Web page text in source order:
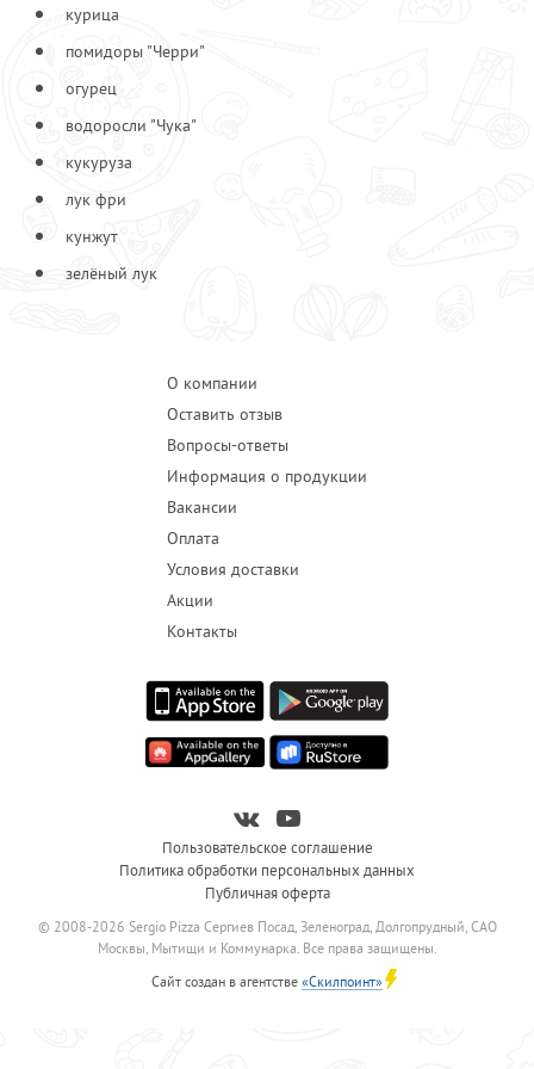
Лук фри
Морковь
Огурец
Соус "Спайс"
курица
помидоры "Черри"
огурец
водоросли "Чука"
кукуруза
лук фри
кунжут
зелёный лук
О компании
Оставить отзыв
Вопросы-ответы
Информация о продукции
Вакансии
Оплата
Условия доставки
Акции
Контакты
Пользовательское соглашение
Политика обработки персональных данных
Публичная оферта
© 2008-2026 Sergio Pizza Сергиев Посад, Зеленоград, Долгопрудный, САО
Москвы, Мытищи и Коммунарка. Все права защищены.
Сайт создан в агентстве «Скилпоинт»